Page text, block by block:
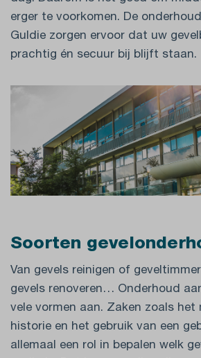
erger te voorkomen. De
Guldie zorgen ervoor dat uw
prachtig én secuur bij blijft staan.
Soorten
Van gevels reinigen of
gevels renoveren… Onderhoud
vele vormen aan. Zaken zoals het
historie en het gebruik van een
allemaal een rol in bepalen welk